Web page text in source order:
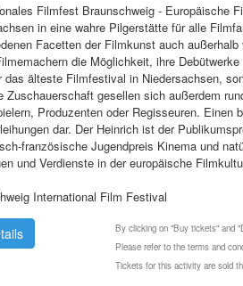
Filmfest Braunschweig - Europäische
in eine wahre Pilgerstätte für alle
Facetten der Filmkunst auch
die Möglichkeit, ihre
das älteste Filmfestival in Niedersachsen,
Zuschauerschaft gesellen sich außerdem
Produzenten oder Regisseuren.
dar. Der Heinrich ist der
französische Jugendpreis Kinema und
und Verdienste in der europäische
International Film Festival
By clicking on "Buy tickets" and
Please refer to the terms and
Tickets for this activity are sold